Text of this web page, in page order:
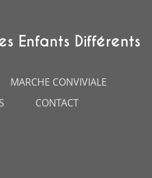
Enfants Différents
MARCHE CONVIVIALE
CONTACT